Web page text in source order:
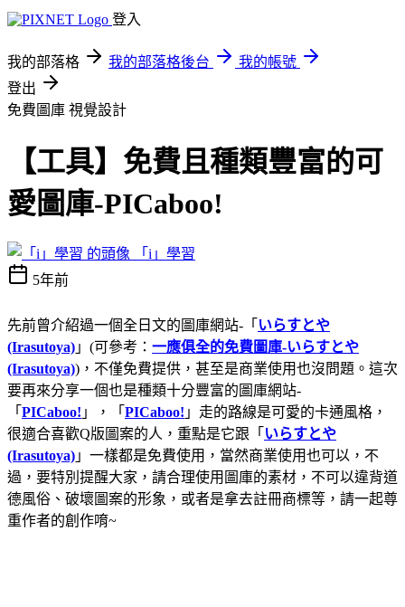
登入
我的部落格 我的部落格後台
我的帳號
登出
免費圖庫 視覺設計
【工具】免費且種類豐富的可
愛圖庫-PICaboo!
「i」學習
5年前
先前曾介紹過一個全日文的圖庫網站-「 いらすとや
(Irasutoya) 」(可參考： 一應俱全的免費圖庫-いらすとや
(Irasutoya))，不僅免費提供，甚至是商業使用也沒問題。這次
要再來分享一個也是種類十分豐富的圖庫網站-
「 PICaboo! 」，「 PICaboo! 」走的路線是可愛的卡通風格，
很適合喜歡Q版圖案的人，重點是它跟「 いらすとや
(Irasutoya) 」一樣都是免費使用，當然商業使用也可以，不
過，要特別提醒大家，請合理使用圖庫的素材，不可以違背道
德風俗、破壞圖案的形象，或者是拿去註冊商標等，請一起尊
重作者的創作唷~